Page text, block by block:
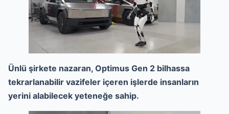
Ünlü şirkete nazaran, Optimus Gen 2 bilhassa
tekrarlanabilir vazifeler içeren işlerde insanların
yerini alabilecek yeteneğe sahip.